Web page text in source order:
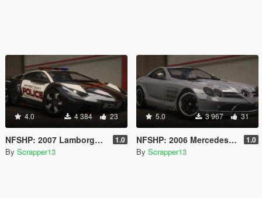
4.0 4 384 23
NFSHP: 2007 Lamborghini Reventón SCPD [Add-On | Sounds | Template] 1.0
By Scrapper13
5.0 3 967 31
NFSHP: 2006 Mercedes-Benz SLR McLaren 722 Edition [Add-On | Template] 1.0
By Scrapper13